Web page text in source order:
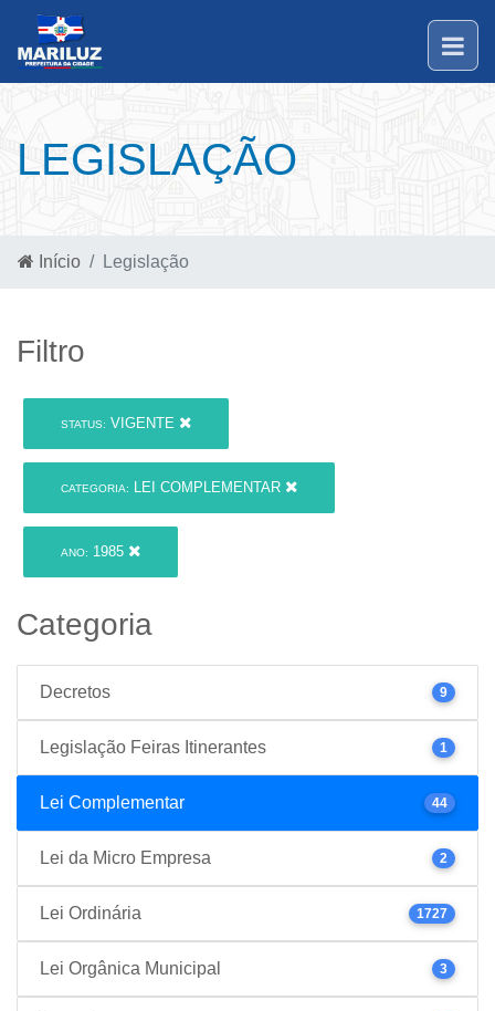
LEGISLAÇÃO
Início Legislação
Filtro
STATUS: VIGENTE
CATEGORIA: LEI COMPLEMENTAR
ANO: 1985
Categoria
Decretos 9
Legislação Feiras Itinerantes 1
Lei Complementar 44
Lei da Micro Empresa 2
Lei Ordinária 1727
Lei Orgânica Municipal 3